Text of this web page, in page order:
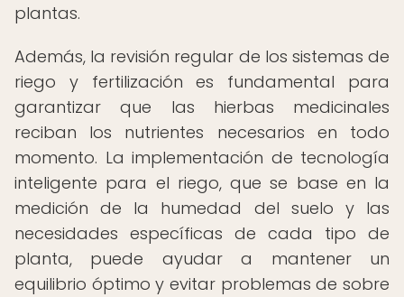
plantas.
Además, la revisión regular de los sistemas de
riego y fertilización es fundamental para
garantizar que las hierbas medicinales
reciban los nutrientes necesarios en todo
momento. La implementación de tecnología
inteligente para el riego, que se base en la
medición de la humedad del suelo y las
necesidades específicas de cada tipo de
planta, puede ayudar a mantener un
equilibrio óptimo y evitar problemas de sobre